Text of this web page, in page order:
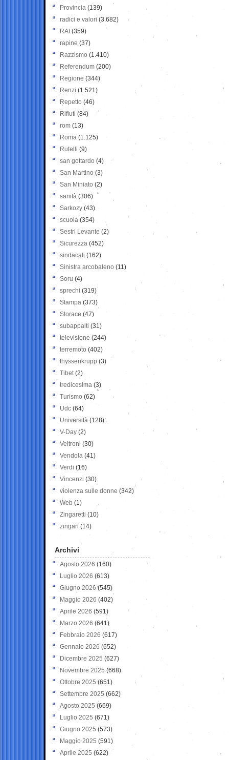
Provincia (139)
radici e valori (3.682)
RAI (359)
rapine (37)
Razzismo (1.410)
Referendum (200)
Regione (344)
Renzi (1.521)
Repetto (46)
Rifiuti (84)
rom (13)
Roma (1.125)
Rutelli (9)
san gottardo (4)
San Martino (3)
San Miniato (2)
sanità (306)
Sarkozy (43)
scuola (354)
Sestri Levante (2)
Sicurezza (452)
sindacati (162)
Sinistra arcobaleno (11)
Soru (4)
sprechi (319)
Stampa (373)
Storace (47)
subappalti (31)
televisione(244)
terremoto (402)
thyssenkrupp (3)
Tibet(2)
tredicesima (3)
Turismo (62)
Udc (64)
Università (128)
V-Day (2)
Veltroni (30)
Vendola (41)
Verdi (16)
Vincenzi (30)
violenza sulle donne (342)
Web (1)
Zingaretti (10)
zingari (14)
Archivi
Agosto 2026 (160)
Luglio 2026 (613)
Giugno 2026 (545)
Maggio 2026 (402)
Aprile 2026 (591)
Marzo 2026 (641)
Febbraio 2026 (617)
Gennaio 2026 (652)
Dicembre 2025 (627)
Novembre 2025 (668)
Ottobre 2025 (651)
Settembre 2025 (662)
Agosto 2025 (669)
Luglio 2025 (671)
Giugno 2025 (573)
Maggio 2025 (591)
Aprile 2025 (622)